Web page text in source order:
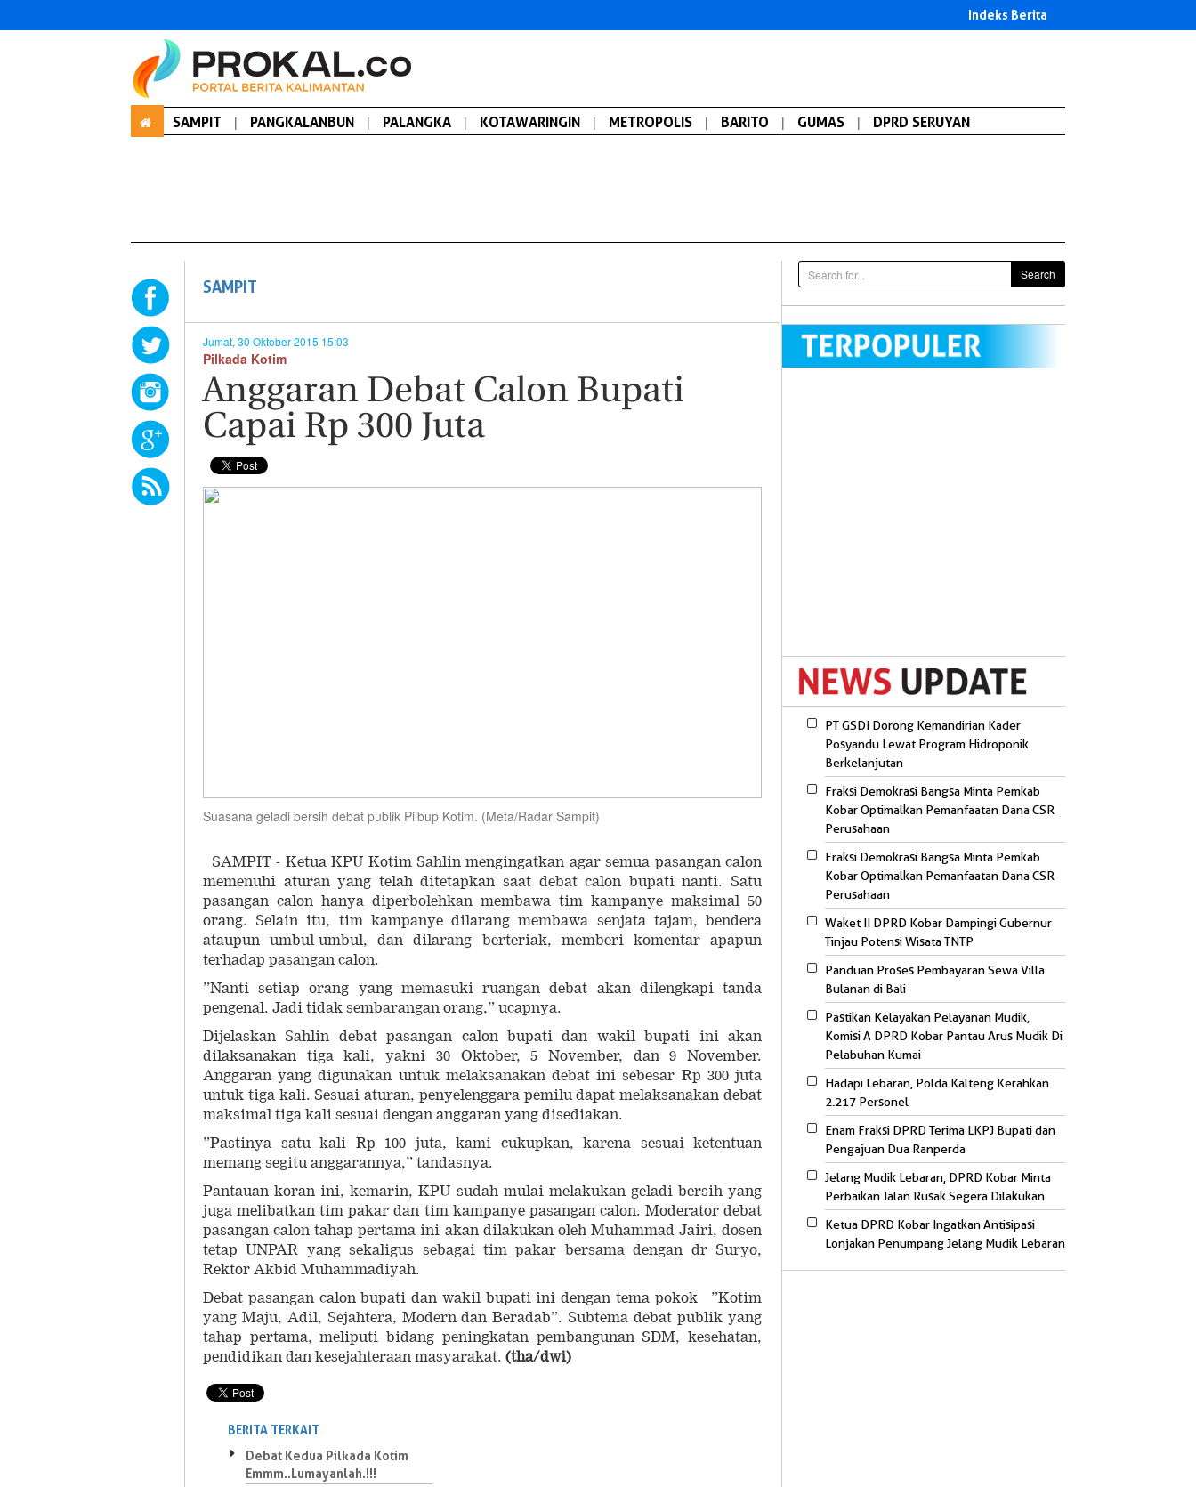
Indeks Berita
SAMPIT | PANGKALANBUN | PALANGKA | KOTAWARINGIN | METROPOLIS | BARITO | GUMAS | DPRD SERUYAN
SAMPIT
Jumat, 30 Oktober 2015 15:03
Pilkada Kotim
Anggaran Debat Calon Bupati
Capai Rp 300 Juta
Suasana geladi bersih debat publik Pilbup Kotim. (Meta/Radar Sampit)
SAMPIT - Ketua KPU Kotim Sahlin mengingatkan agar semua pasangan calon
memenuhi aturan yang telah ditetapkan saat debat calon bupati nanti. Satu
pasangan calon hanya diperbolehkan membawa tim kampanye maksimal 50
orang. Selain itu, tim kampanye dilarang membawa senjata tajam, bendera
ataupun umbul-umbul, dan dilarang berteriak, memberi komentar apapun
terhadap pasangan calon.
”Nanti setiap orang yang memasuki ruangan debat akan dilengkapi tanda
pengenal. Jadi tidak sembarangan orang,” ucapnya.
Dijelaskan Sahlin debat pasangan calon bupati dan wakil bupati ini akan
dilaksanakan tiga kali, yakni 30 Oktober, 5 November, dan 9 November.
Anggaran yang digunakan untuk melaksanakan debat ini sebesar Rp 300 juta
untuk tiga kali. Sesuai aturan, penyelenggara pemilu dapat melaksanakan debat
maksimal tiga kali sesuai dengan anggaran yang disediakan.
”Pastinya satu kali Rp 100 juta, kami cukupkan, karena sesuai ketentuan
memang segitu anggarannya,” tandasnya.
Pantauan koran ini, kemarin, KPU sudah mulai melakukan geladi bersih yang
juga melibatkan tim pakar dan tim kampanye pasangan calon. Moderator debat
pasangan calon tahap pertama ini akan dilakukan oleh Muhammad Jairi, dosen
tetap UNPAR yang sekaligus sebagai tim pakar bersama dengan dr Suryo,
Rektor Akbid Muhammadiyah.
Debat pasangan calon bupati dan wakil bupati ini dengan tema pokok ”Kotim
yang Maju, Adil, Sejahtera, Modern dan Beradab”. Subtema debat publik yang
tahap pertama, meliputi bidang peningkatan pembangunan SDM, kesehatan,
pendidikan dan kesejahteraan masyarakat. (tha/dwi)
BERITA TERKAIT
Debat Kedua Pilkada Kotim
Emmm..Lumayanlah.!!!
Search
PT GSDI Dorong Kemandirian Kader
Posyandu Lewat Program Hidroponik
Berkelanjutan
Fraksi Demokrasi Bangsa Minta Pemkab
Kobar Optimalkan Pemanfaatan Dana CSR
Perusahaan
Fraksi Demokrasi Bangsa Minta Pemkab
Kobar Optimalkan Pemanfaatan Dana CSR
Perusahaan
Waket II DPRD Kobar Dampingi Gubernur
Tinjau Potensi Wisata TNTP
Panduan Proses Pembayaran Sewa Villa
Bulanan di Bali
Pastikan Kelayakan Pelayanan Mudik,
Komisi A DPRD Kobar Pantau Arus Mudik Di
Pelabuhan Kumai
Hadapi Lebaran, Polda Kalteng Kerahkan
2.217 Personel
Enam Fraksi DPRD Terima LKPJ Bupati dan
Pengajuan Dua Ranperda
Jelang Mudik Lebaran, DPRD Kobar Minta
Perbaikan Jalan Rusak Segera Dilakukan
Ketua DPRD Kobar Ingatkan Antisipasi
Lonjakan Penumpang Jelang Mudik Lebaran